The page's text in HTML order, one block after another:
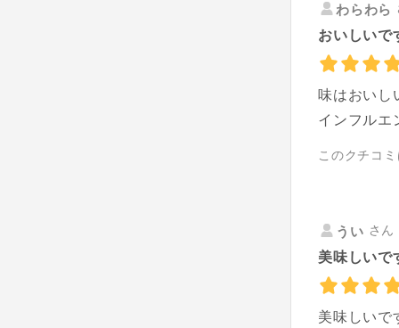
わらわら
おいしいで
味はおいし
インフルエ
このクチコ
うい さ
美味しいで
美味しいで